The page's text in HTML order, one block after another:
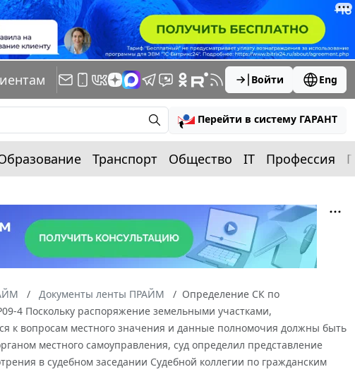
Войти Eng
Перейти в систему ГАРАНТ
Транспорт Общество IT Профессия
Документы ленты ПРАЙМ
Определение СК по
4 Поскольку распоряжение земельными участками,
к вопросам местного значения и данные полномочия должны быть
местного самоуправления, суд определил представление
в судебном заседании Судебной коллегии по гражданским